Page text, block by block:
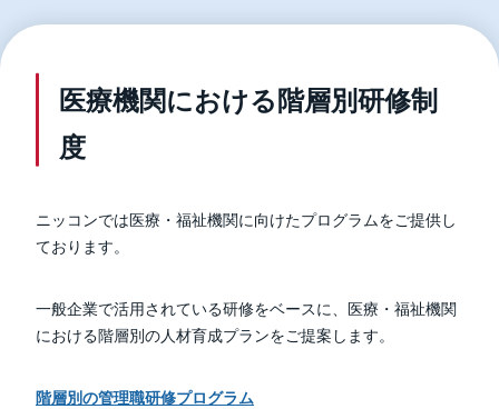
医療機関における階層別研修制
度
ニッコンでは医療・福祉機関に向けたプログラムをご提供し
ております。
一般企業で活用されている研修をベースに、医療・福祉機関
における階層別の人材育成プランをご提案します。
階層別の管理職研修プログラム